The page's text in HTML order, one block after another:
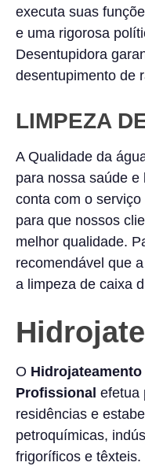
executa suas
e uma rigorosa
Desentupidora
desentupimento de
LIMPEZA
A Qualidade da
para nossa saúde e
conta com o serviço
para que nossos
melhor qualidade.
recomendável que
a limpeza de caixa
O
Profissional efetua
residências e
petroquímicas,
frigoríficos e têxteis.